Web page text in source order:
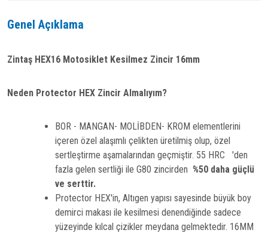
Genel Açıklama
Zintaş HEX16 Motosiklet Kesilmez Zincir 16mm
Neden Protector HEX Zincir Almalıyım?
BOR - MANGAN- MOLİBDEN- KROM elementlerini
içeren özel alaşımlı çelikten üretilmiş olup, özel
sertleştirme aşamalarından geçmiştir. 55 HRC 'den
fazla gelen sertliği ile G80 zincirden %50 daha güçlü
ve serttir.
Protector HEX'in, Altıgen yapısı sayesinde büyük boy
demirci makası ile kesilmesi denendiğinde sadece
yüzeyinde kılcal çizikler meydana gelmektedir. 16MM